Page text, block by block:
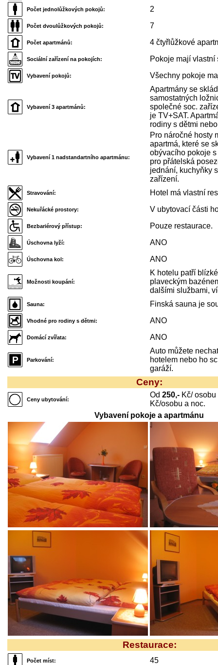
Počet jednolůžkových pokojů: 2
Počet dvoulůžkových pokojů: 7
Počet apartmánů: 4 čtyřlůžkové
Sociální zařízení na pokojích: Pokoje mají vlastní
Vybavení pokojů: Všechny pokoje
Vybavení 3 apartmánů:
Apartmány se
samostatných
společné soc.
je TV+SAT.
rodiny s dětmi
Vybavení 1 nadstandartního apartmánu:
Pro náročné hosty
apartmá, které se
obývacího pokoje
pro přátelská
jednání, kuchyňky
zařízení.
Stravování: Hotel má vlastní
Nekuřácké prostory: V ubytovací části
Bezbariérový přístup: Pouze restaurace.
Úschovna lyží: ANO
Úschovna kol: ANO
Možnosti koupání:
K hotelu patří
plaveckým
dalšími službami,
Sauna: Finská sauna je
Vhodné pro rodiny s dětmi: ANO
Domácí zvířata: ANO
Parkování:
Auto můžete
hotelem nebo ho
garáží.
Ceny:
Ceny ubytování:
Od 250,- Kč/
Kč/osobu a noc.
Vybavení pokoje a apartmánu
Restaurace:
Počet míst: 45